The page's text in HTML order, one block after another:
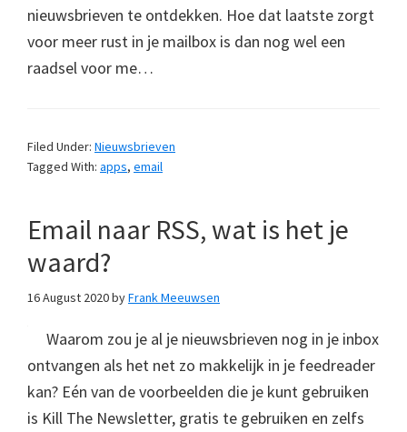
nieuwsbrieven te ontdekken. Hoe dat laatste zorgt
voor meer rust in je mailbox is dan nog wel een
raadsel voor me…
Filed Under: Nieuwsbrieven
Tagged With: apps, email
Email naar RSS, wat is het je
waard?
16 August 2020byFrank Meeuwsen
Waarom zou je al je nieuwsbrieven nog in je inbox
ontvangen als het net zo makkelijk in je feedreader
kan? Eén van de voorbeelden die je kunt gebruiken
is Kill The Newsletter, gratis te gebruiken en zelfs